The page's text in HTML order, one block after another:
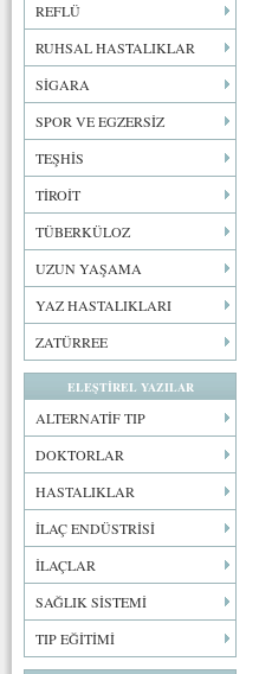
REFLÜ
RUHSAL HASTALIKLAR
SİGARA
SPOR VE EGZERSİZ
TEŞHİS
TİROİT
TÜBERKÜLOZ
UZUN YAŞAMA
YAZ HASTALIKLARI
ZATÜRREE
ELEŞTİREL YAZILAR
ALTERNATİF TIP
DOKTORLAR
HASTALIKLAR
İLAÇ ENDÜSTRİSİ
İLAÇLAR
SAĞLIK SİSTEMİ
TIP EĞİTİMİ